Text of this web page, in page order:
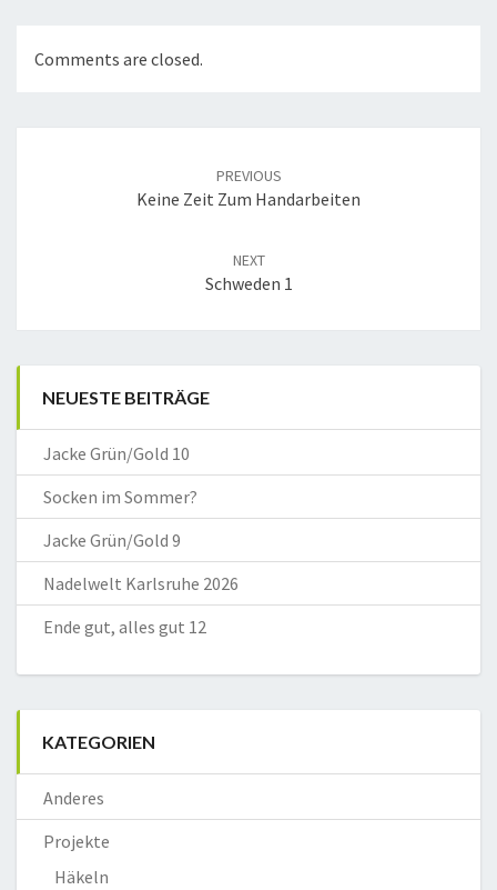
Comments are closed.
PREVIOUS
Keine Zeit Zum Handarbeiten
NEXT
Schweden 1
NEUESTE BEITRÄGE
Jacke Grün/Gold 10
Socken im Sommer?
Jacke Grün/Gold 9
Nadelwelt Karlsruhe 2026
Ende gut, alles gut 12
KATEGORIEN
Anderes
Projekte
Häkeln